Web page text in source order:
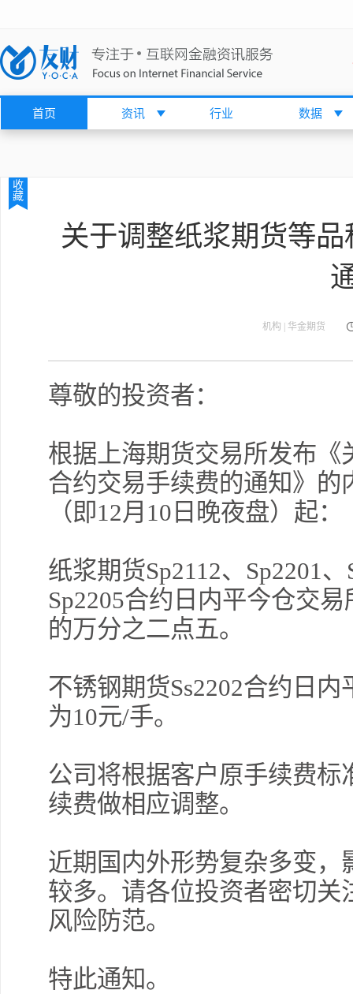
首页 资讯 行业 数据
收
藏
关于调整纸浆期货等
机构 | 华金期货
尊敬的投资者：
根据上海期货交易所发布
合约交易手续费的通知》的
（即12月10日晚夜盘）起：
纸浆期货Sp2112、Sp2201
Sp2205合约日内平今仓交
的万分之二点五。
不锈钢期货Ss2202合约日
为10元/手。
公司将根据客户原手续费
续费做相应调整。
近期国内外形势复杂多变
较多。请各位投资者密切
风险防范。
特此通知。
许
擎